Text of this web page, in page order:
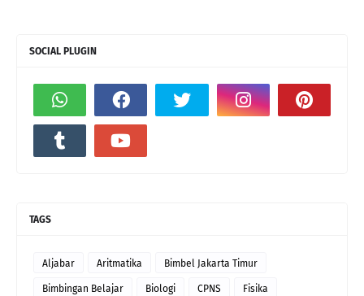
SOCIAL PLUGIN
TAGS
Aljabar Aritmatika Bimbel Jakarta Timur
Bimbingan Belajar Biologi CPNS Fisika